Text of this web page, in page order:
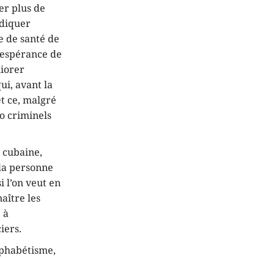
plus de
de santé de
de
avant la
ce, malgré
criminels
personne
veut en
les
à